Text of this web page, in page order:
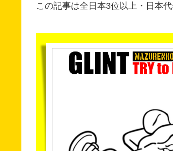
この記事は全日本3位以上・日本